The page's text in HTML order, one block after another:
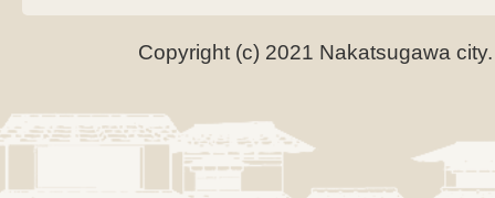
Copyright (c) 2021 Nakatsugawa